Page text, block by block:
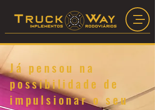
Já pensou na
possibilidade de
impulsionar o seu